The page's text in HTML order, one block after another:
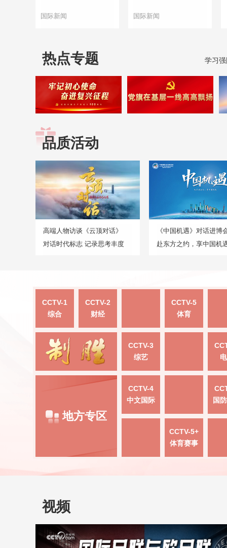
国际新闻 国际新闻
热点专题 学习
品质活动
高端人物访谈《云顶对话》
对话时代标志 记录思考丰度
《中国机遇》对话进博
赴东方之约，享中国机
CCTV-1
综合
CCTV-2
财经
CCTV-5
体育
CCTV-3
综艺
地方专区
CCTV-4
中文国际
国
CCTV-5+
体育赛事
视频